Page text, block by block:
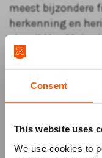
Consent
This website uses
We use cookies to
meest bijzondere
herkenning en
strooit Van
historische
en
beter!
‘De Gouden
Natuurlijk! Maar
jongeren die er